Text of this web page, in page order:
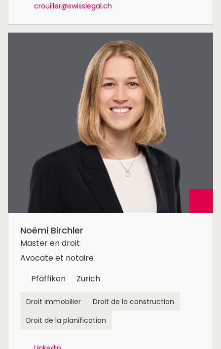
crouiller@swisslegal.ch
Noëmi Birchler
Master en droit
Avocate et notaire
Pfäffikon
Zurich
Droit immobilier
Droit de la construction
Droit de la planification